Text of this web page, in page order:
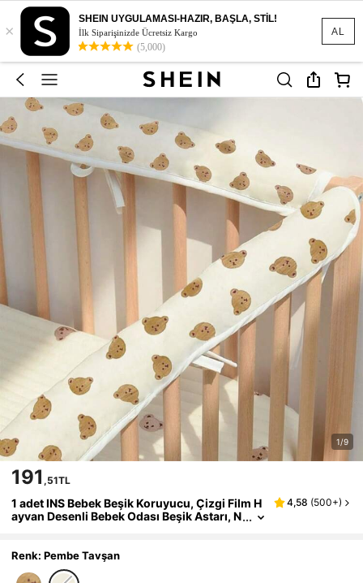
AL
×
SHEIN UYGULAMASI-HAZIR, BAŞLA, STİL!
İlk Siparişinizde Ücretsiz Kargo
(5,000)
1/9
191 ,51TL
1 adet INS Bebek Beşik Koruyucu, Çizgi Film H
ayvan Desenli Bebek Odası Beşik Astarı, N
Desenli, Bebek Çarpışma Önleyici Koruyucu
4,58 (500+)
Renk: Pembe Tavşan